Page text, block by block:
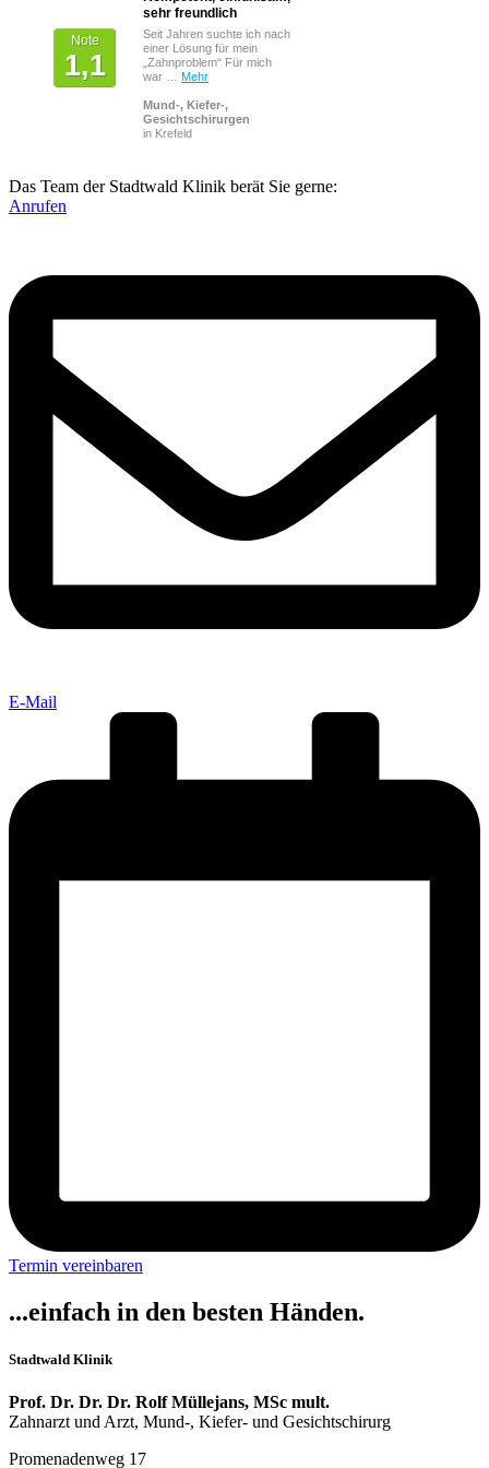
sehr freundlich
Seit Jahren suchte ich nach
einer Lösung für mein
„Zahnproblem“ Für mich
war … Mehr
Mund-, Kiefer-,
Gesichtschirurgen
in Krefeld
Note
1,1
Das Team der Stadtwald Klinik berät Sie gerne:
Anrufen
E-Mail
Termin vereinbaren
...einfach in den besten Händen.
Stadtwald Klinik
Prof. Dr. Dr. Dr. Rolf Müllejans, MSc mult.
Zahnarzt und Arzt, Mund-, Kiefer- und Gesichtschirurg
Promenadenweg 17